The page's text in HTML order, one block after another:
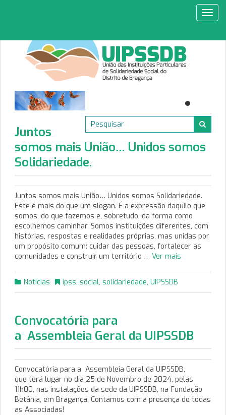
Juntos
somos mais União… Unidos somos
Solidariedade.
Juntos somos mais União… Unidos somos Solidariedade.
Este é mais do que um slogan. É a expressão daquilo que
somos, do que fazemos e, sobretudo, da forma como
escolhemos caminhar. Somos instituições diferentes, com
histórias, respostas e realidades próprias, mas unidas por
um propósito comum: cuidar das pessoas, fortalecer as
comunidades e construir um território … Ver mais
Notícias ipss, social, solidariedade, UIPSSDB
Convocatória para
a Assembleia Geral da UIPSSDB
Convocatória para a Assembleia Geral da UIPSSDB,
que terá lugar no dia 25 de Novembro de 2024, pelas
11h00, nas instalações da sede da UIPSSDB, na Fundação
Betânia, em Bragança. Contamos com a presença de todas
as Associadas!